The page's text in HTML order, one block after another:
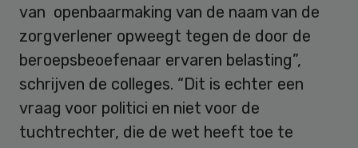
van openbaarmaking van de naam van de
zorgverlener opweegt tegen de door de
beroepsbeoefenaar ervaren belasting”,
schrijven de colleges. “Dit is echter een
vraag voor politici en niet voor de
tuchtrechter, die de wet heeft toe te